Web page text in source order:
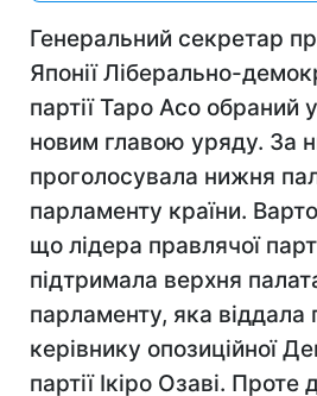
Генеральний секретар
Японії Ліберально-
партії Таро Асо обраний
новим главою уряду. За
проголосувала нижня
парламенту країни.
що лідера правлячої
підтримала верхня
парламенту, яка віддала
керівнику опозиційної
партії Ікіро Озаві.